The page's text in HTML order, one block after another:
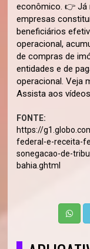
econômico. 👉 Já
empresas
beneficiários
operacional,
de compras de
entidades e de
operacional. Veja
Assista aos
FONTE:
https://
federal-e-receita-
sonegacao-de-
bahia.ghtml